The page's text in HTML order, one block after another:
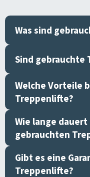
Was sind
Sind gebrauchte
Welche Vorteile
Treppenlifte?
Wie lange
gebrauchten
Gibt es eine
Treppenlifte?